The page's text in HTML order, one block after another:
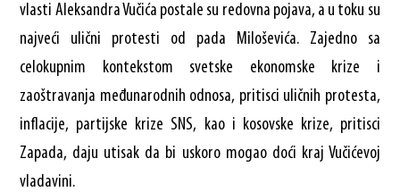
vlasti Aleksandra Vučića postale su redovna pojava, a u toku su
najveći ulični protesti od pada Miloševića. Zajedno sa
celokupnim kontekstom svetske ekonomske krize i
zaoštravanja međunarodnih odnosa, pritisci uličnih protesta,
inflacije, partijske krize SNS, kao i kosovske krize, pritisci
Zapada, daju utisak da bi uskoro mogao doći kraj Vučićevoj
vladavini.